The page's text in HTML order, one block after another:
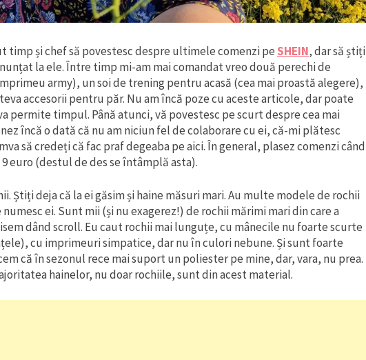
timp și chef să povestesc despre ultimele comenzi peSHEIN, dar să știți
la ele. Între timp mi-am mai comandat vreo două perechi de
army), un soi de trening pentru acasă (cea mai proastă alegere),
accesorii pentru păr. Nu am încă poze cu aceste articole, dar poate
permite timpul. Până atunci, vă povestesc pe scurt despre cea mai
încă o dată că nu am niciun fel de colaborare cu ei, că-mi plătesc
să credeți că fac praf degeaba pe aici. În general, plasez comenzi când
euro (destul de des se întâmplă asta).
Știți deja că la ei găsim și haine măsuri mari. Au multe modele de rochii
numesc ei. Sunt mii (și nu exagerez!) de rochii mărimi mari din care a
dând scroll. Eu caut rochii mai lunguțe, cu mânecile nu foarte scurte
cu imprimeuri simpatice, dar nu în culori nebune. Și sunt foarte
că în sezonul rece mai suport un poliester pe mine, dar, vara, nu prea.
hainelor, nu doar rochiile, sunt din acest material.